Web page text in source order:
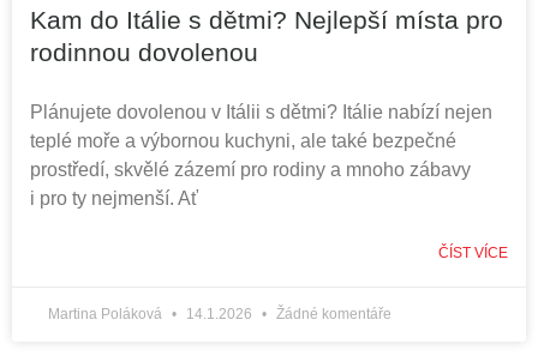
Kam do Itálie s dětmi? Nejlepší místa pro
rodinnou dovolenou
Plánujete dovolenou v Itálii s dětmi? Itálie nabízí nejen
teplé moře a výbornou kuchyni, ale také bezpečné
prostředí, skvělé zázemí pro rodiny a mnoho zábavy
i pro ty nejmenší. Ať
ČÍST VÍCE
Martina Poláková 14.1.2026 Žádné komentáře